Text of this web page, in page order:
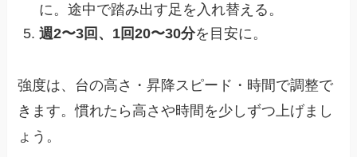
に。途中で踏み出す足を入れ替える。
週2〜3回、1回20〜30分を目安に。
強度は、台の高さ・昇降スピード・時間で調整で
きます。慣れたら高さや時間を少しずつ上げまし
ょう。